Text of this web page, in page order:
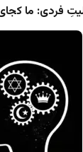
فردی: ما